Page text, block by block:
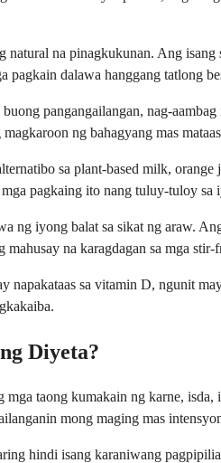
na pinagkukunan. Ang
dalawa hanggang tatlong
pangangailangan, nag-
ng bahagyang mas
sa plant-based milk,
pagkaing ito nang tuluy-tuloy sa
iyong balat sa sikat ng araw.
na karagdagan sa mga stir-
sa vitamin D, ngunit
Diyeta?
taong kumakain ng karne,
mong maging mas
hindi isang karaniwang